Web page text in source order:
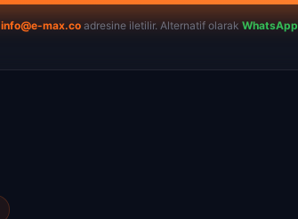
info@e-max.coadresine iletilir. Alternatif olarak WhatsApp